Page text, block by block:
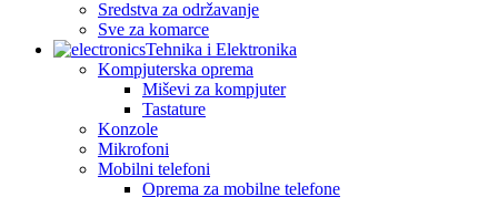
Sredstva za održavanje
Sve za komarce
Tehnika i Elektronika
Kompjuterska oprema
Miševi za kompjuter
Tastature
Konzole
Mikrofoni
Mobilni telefoni
Oprema za mobilne telefone